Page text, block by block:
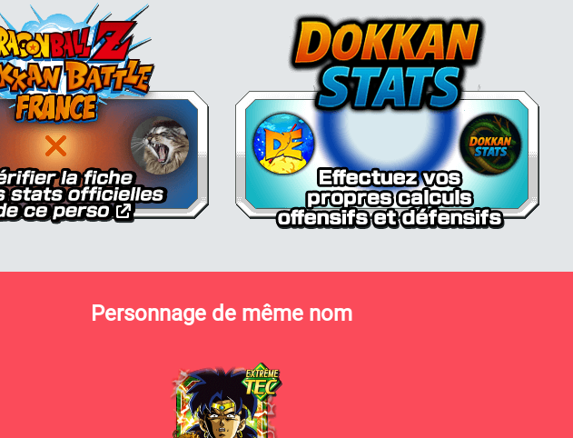
Dokkan Essentials x Dragon Ball Z Dokkan battle France
Personnage de même nom